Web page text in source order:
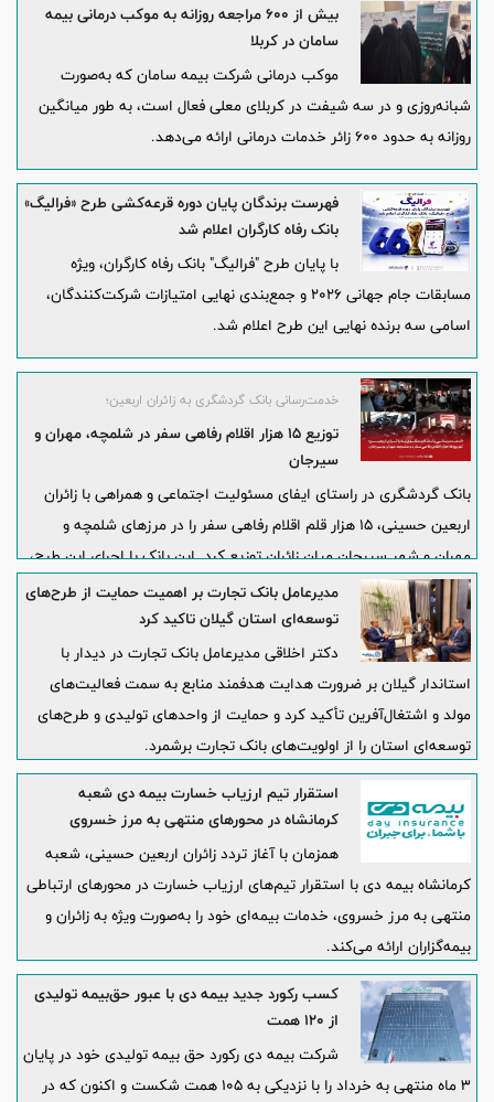
بیش از ۶۰۰ مراجعه روزانه به موکب درمانی بیمه
سامان در کربلا
موکب درمانی شرکت بیمه سامان که به‌صورت
شبانه‌روزی و در سه شیفت در کربلای معلی فعال است، به طور میانگین
روزانه به حدود ۶۰۰ زائر خدمات درمانی ارائه می‌دهد.
فهرست برندگان پایان دوره قرعه‌کشی طرح «فرالیگ»
بانک رفاه کارگران اعلام شد
با پایان طرح "فرالیگ" بانک رفاه کارگران، ویژه
مسابقات جام جهانی 2026 و جمع‌بندی نهایی امتیازات شرکت‌کنندگان،
اسامی سه برنده نهایی این طرح اعلام شد.
خدمت‌رسانی بانک گردشگری به زائران اربعین؛
توزیع 15 هزار اقلام رفاهی سفر در شلمچه، مهران و
سیرجان
بانک گردشگری در راستای ایفای مسئولیت اجتماعی و همراهی با زائران
اربعین حسینی، ۱۵ هزار قلم اقلام رفاهی سفر را در مرزهای شلمچه و
مهران و شهر سیرجان میان زائران توزیع کرد. این بانک با اجرای این طرح،
بخشی از برنامه‌های مسئولیت اجتماعی خود را در مسیر خدمت‌رسانی به
زائران حضرت اباعبدالله الحسین (ع) به اجرا گذاشت.
مدیرعامل بانک تجارت بر اهمیت حمایت از طرح‌های
توسعه‌ای استان گیلان تاکید کرد
دکتر اخلاقی مدیرعامل بانک تجارت در دیدار با
استاندار گیلان بر ضرورت هدایت هدفمند منابع به سمت فعالیت‌های
مولد و اشتغال‌آفرین تأکید کرد و حمایت از واحدهای تولیدی و طرح‌های
توسعه‌ای استان را از اولویت‌های بانک تجارت برشمرد.
استقرار تیم ارزیاب خسارت بیمه دی شعبه
کرمانشاه در محورهای منتهی به مرز خسروی
همزمان با آغاز تردد زائران اربعین حسینی، شعبه
کرمانشاه بیمه دی با استقرار تیم‌های ارزیاب خسارت در محورهای ارتباطی
منتهی به مرز خسروی، خدمات بیمه‌ای خود را به‌صورت ویژه به زائران و
بیمه‌گزاران ارائه می‌کند.
کسب رکورد جدید بیمه دی با عبور حق‌بیمه تولیدی
از 120 همت
شرکت بیمه دی رکورد حق بیمه تولیدی خود در پایان
3 ماه منتهی به خرداد را با نزدیکی به 105 همت شکست و اکنون که در